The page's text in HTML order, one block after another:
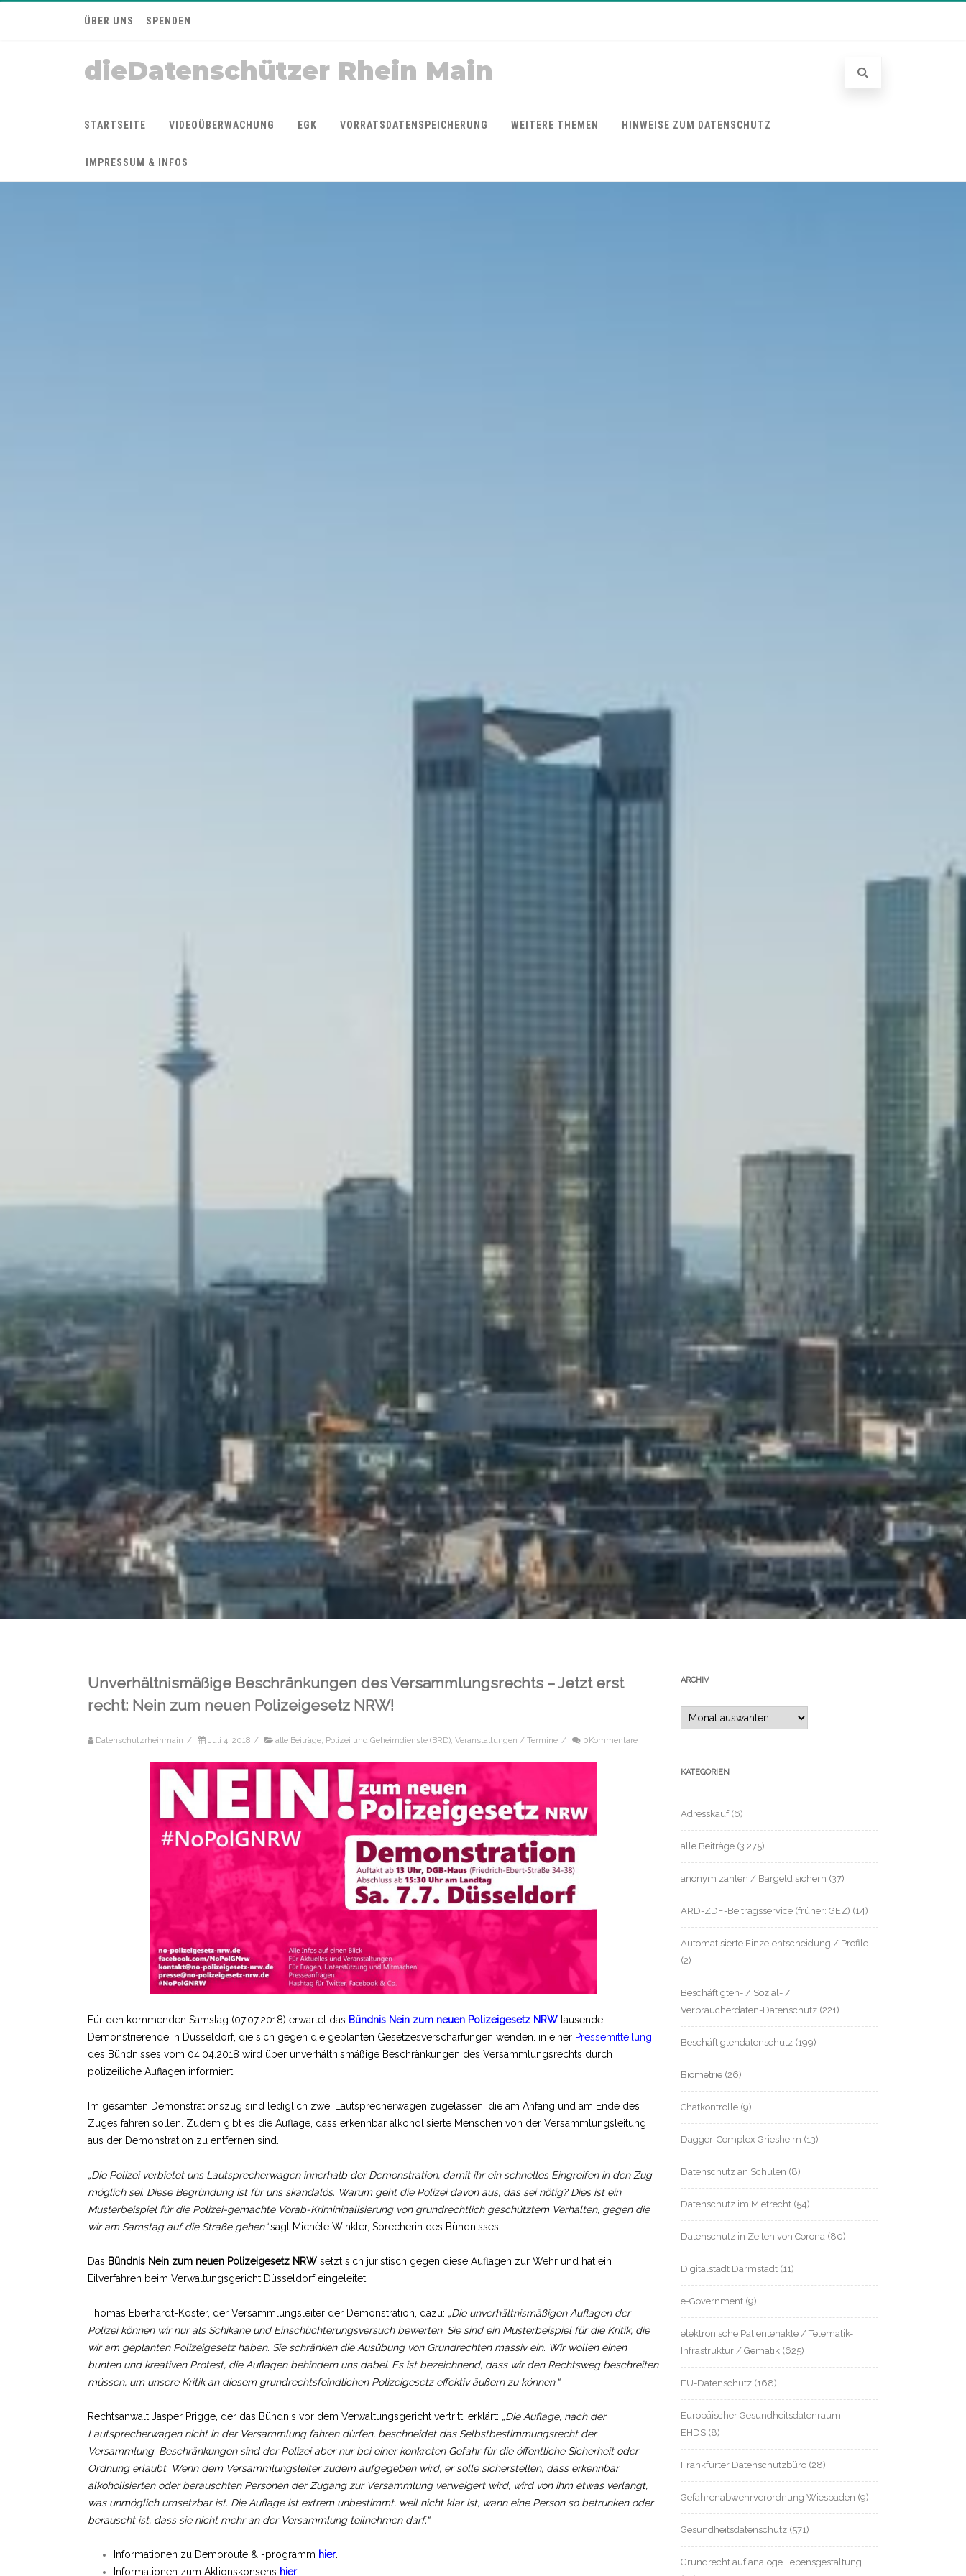
ÜBER UNS SPENDEN
dieDatenschützer Rhein Main
STARTSEITE VIDEOÜBERWACHUNG EGK VORRATSDATENSPEICHERUNG WEITERE THEMEN HINWEISE ZUM DATENSCHUTZ
IMPRESSUM & INFOS
Unverhältnismäßige Beschränkungen des Versammlungsrechts – Jetzt erst
recht: Nein zum neuen Polizeigesetz NRW!
Datenschutzrheinmain / Juli 4, 2018 / alle Beiträge Polizei und Geheimdienste (BRD) Veranstaltungen / Termine / 0Kommentare
Für den kommenden Samstag (07.07.2018) erwartet das Bündnis Nein zum neuen Polizeigesetz NRW tausende
Demonstrierende in Düsseldorf, die sich gegen die geplanten Gesetzesverschärfungen wenden. in einer Pressemitteilung
des Bündnisses vom 04.04.2018 wird über unverhältnismäßige Beschränkungen des Versammlungsrechts durch
polizeiliche Auflagen informiert:
Im gesamten Demonstrationszug sind lediglich zwei Lautsprecherwagen zugelassen, die am Anfang und am Ende des
Zuges fahren sollen. Zudem gibt es die Auflage, dass erkennbar alkoholisierte Menschen von der Versammlungsleitung
aus der Demonstration zu entfernen sind.
„Die Polizei verbietet uns Lautsprecherwagen innerhalb der Demonstration, damit ihr ein schnelles Eingreifen in den Zug
möglich sei. Diese Begründung ist für uns skandalös. Warum geht die Polizei davon aus, das sei nötig? Dies ist ein
Musterbeispiel für die Polizei-gemachte Vorab-Krimininalisierung von grundrechtlich geschütztem Verhalten, gegen die
wir am Samstag auf die Straße gehen“sagt Michèle Winkler, Sprecherin des Bündnisses.
Das Bündnis Nein zum neuen Polizeigesetz NRW setzt sich juristisch gegen diese Auflagen zur Wehr und hat ein
Eilverfahren beim Verwaltungsgericht Düsseldorf eingeleitet.
Thomas Eberhardt-Köster, der Versammlungsleiter der Demonstration, dazu: „Die unverhältnismäßigen Auflagen der
Polizei können wir nur als Schikane und Einschüchterungsversuch bewerten. Sie sind ein Musterbeispiel für die Kritik, die
wir am geplanten Polizeigesetz haben. Sie schränken die Ausübung von Grundrechten massiv ein. Wir wollen einen
bunten und kreativen Protest, die Auflagen behindern uns dabei. Es ist bezeichnend, dass wir den Rechtsweg beschreiten
müssen, um unsere Kritik an diesem grundrechtsfeindlichen Polizeigesetz effektiv äußern zu können.“
Rechtsanwalt Jasper Prigge, der das Bündnis vor dem Verwaltungsgericht vertritt, erklärt: „Die Auflage, nach der
Lautsprecherwagen nicht in der Versammlung fahren dürfen, beschneidet das Selbstbestimmungsrecht der
Versammlung. Beschränkungen sind der Polizei aber nur bei einer konkreten Gefahr für die öffentliche Sicherheit oder
Ordnung erlaubt. Wenn dem Versammlungsleiter zudem aufgegeben wird, er solle sicherstellen, dass erkennbar
alkoholisierten oder berauschten Personen der Zugang zur Versammlung verweigert wird, wird von ihm etwas verlangt,
was unmöglich umsetzbar ist. Die Auflage ist extrem unbestimmt, weil nicht klar ist, wann eine Person so betrunken oder
berauscht ist, dass sie nicht mehr an der Versammlung teilnehmen darf.“
Informationen zu Demoroute & -programm hier.
Informationen zum Aktionskonsens hier.
ARCHIV
Archiv
KATEGORIEN
Adresskauf(6)
alle Beiträge (3.275)
anonym zahlen / Bargeld sichern (37)
ARD-ZDF-Beitragsservice (früher: GEZ) (14)
Automatisierte Einzelentscheidung / Profile
(2)
Beschäftigten- / Sozial- /
Verbraucherdaten-Datenschutz (221)
Beschäftigtendatenschutz (199)
Biometrie (26)
Chatkontrolle (9)
Dagger-Complex Griesheim (13)
Datenschutz an Schulen (8)
Datenschutz im Mietrecht (54)
Datenschutz in Zeiten von Corona (80)
Digitalstadt Darmstadt (11)
e-Government (9)
elektronische Patientenakte / Telematik-
Infrastruktur / Gematik (625)
EU-Datenschutz (168)
Europäischer Gesundheitsdatenraum –
EHDS (8)
Frankfurter Datenschutzbüro (28)
Gefahrenabwehrverordnung Wiesbaden (9)
Gesundheitsdatenschutz (571)
Grundrecht auf analoge Lebensgestaltung